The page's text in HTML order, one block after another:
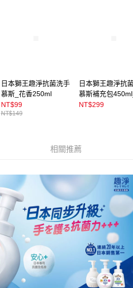
日本獅王趣淨抗菌洗手
慕斯_花香250ml
NT$99
NT$149
日本獅王趣淨抗
慕斯補充包
香
NT$299
相關推薦